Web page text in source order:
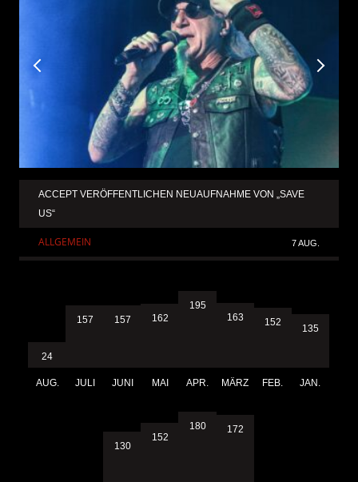
ACCEPT VERÖFFENTLICHEN NEUAUFNAHME VON „SAVE
US“
ALLGEMEIN 7 AUG.
24
AUG.
157
JULI
157
JUNI
162
MAI
195
APR.
163
MÄRZ
152
FEB.
135
JAN.
130
152
180 172